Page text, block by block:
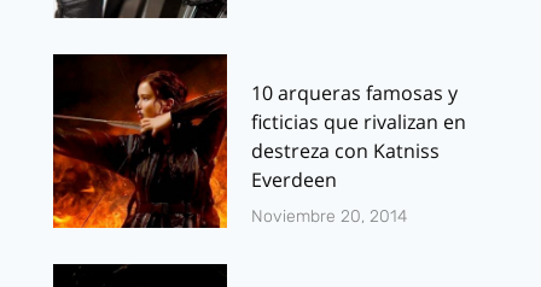
10 arqueras famosas y
ficticias que rivalizan en
destreza con Katniss
Everdeen
Noviembre 20, 2014